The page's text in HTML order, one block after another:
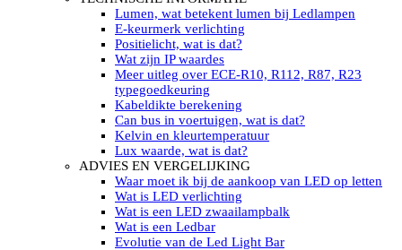
Werkverlichting met Led flitsers
Led zwaailampbalk
Led Multi zwaailampbalk
Led flitsbalk compact
Traffic Advisors
Led zwaailicht
Accessoires signalering
Led signalisatie in Subcategorieën
LED KOPLAMPEN GEKEURD
Led koplampen inbouw
Led koplampen opbouw
Led koplampen tractoren
Subcategorieën Led koplampen
LED ZOEKLICHT
Electrische Led zoeklamp Allremote
Electrisch Led zoeklicht Golight
Lumen, wat betekent lumen bij Ledlampen
E-keurmerk verlichting
Positielicht, wat is dat?
Wat zijn IP waardes
Meer uitleg over ECE-R10, R112, R87, R23
typegoedkeuring
Kabeldikte berekening
Can bus in voertuigen, wat is dat?
Kelvin en kleurtemperatuur
Lux waarde, wat is dat?
ADVIES EN VERGELIJKING
Waar moet ik bij de aankoop van LED op letten
Wat is LED verlichting
Wat is een LED zwaailampbalk
Wat is een Ledbar
Evolutie van de Led Light Bar